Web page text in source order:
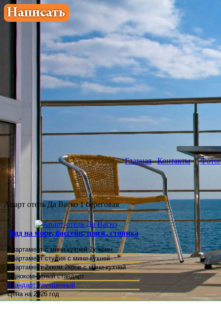
Главная Контакты
Апарт отель Да Васко 1 береговая
Вид на море, бассейн, пляж, стоянка
Апартамент с мини-кухней 2х комн
Апартамент студияс мини-кухней
Апартамент 2хком.2кров.с мини-кухней
Однокомнатный стандарт
Стандарт улучшенный
Цена на 2026 год